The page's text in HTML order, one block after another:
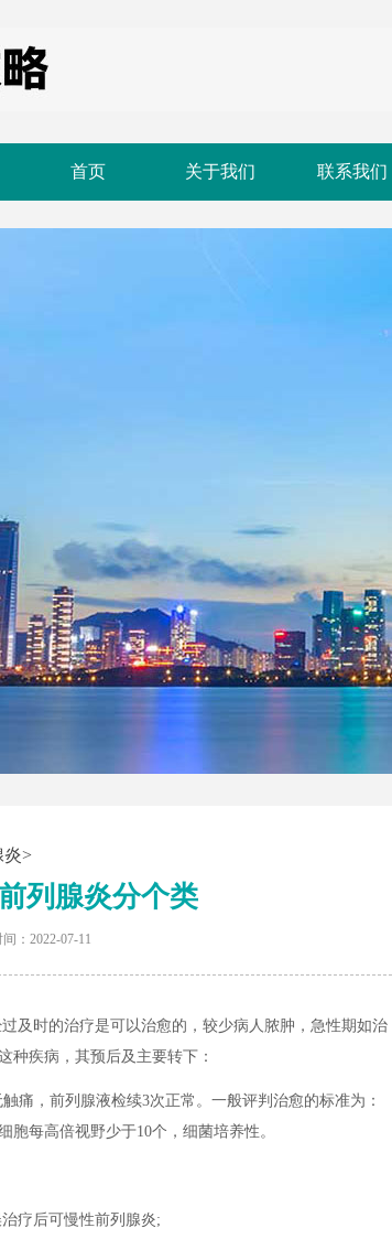
首页 关于我们 联系我们
炎>
列腺炎分个类
间：2022-07-11
及时的治疗是可以治愈的，较少病人脓肿，急性期如治
种疾病，其预后及主要转下：
痛，前列腺液检续3次正常。一般评判治愈的标准为：
每高倍视野少于10个，细菌培养性。
疗后可慢性前列腺炎;